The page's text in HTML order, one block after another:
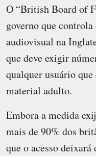
O “British Board of
governo que controla
audiovisual na
que deve exigir
qualquer usuário
material adulto.
Embora a medida
mais de 90% dos
que o acesso